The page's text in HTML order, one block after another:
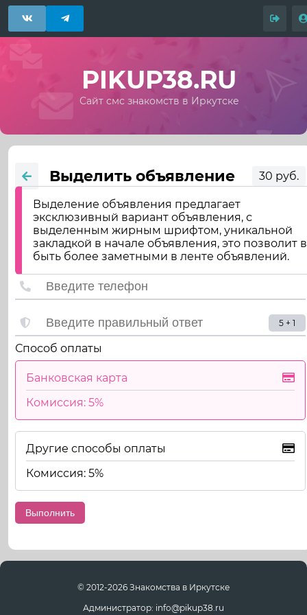
PIKUP38.RU
Сайт смс знакомств в Иркутске
Выделить объявление 30 руб.
Выделение объявления предлагает
эксклюзивный вариант объявления, с
выделенным жирным шрифтом, уникальной
закладкой в начале объявления, это позволит
быть более заметными в ленте объявлений.
5 + 1
Способ оплаты
Банковская карта
Комиссия: 5%
Другие способы оплаты
Комиссия: 5%
© 2012-2026 Знакомства в Иркутске
Администратор: info@pikup38.ru